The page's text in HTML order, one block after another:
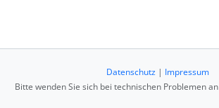
Datenschutz | Impressum
Bitte wenden Sie sich bei technischen Problemen an